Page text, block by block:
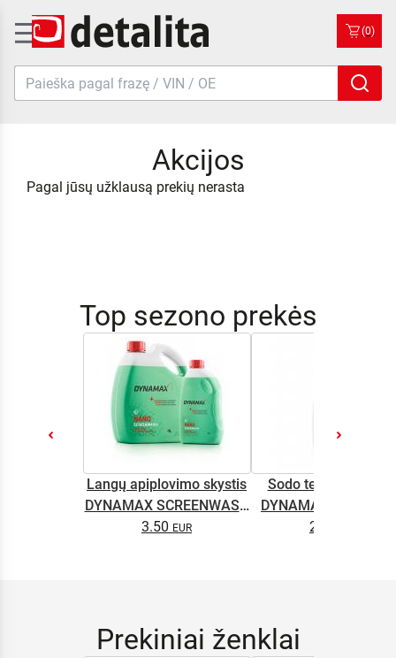
(0)
Akcijos
Pagal jūsų užklausą prekių nerasta
Top sezono prekės
Langų apiplovimo skystis
DYNAMAX SCREENWASH
NANO 4l
3.50
Sodo technikos
DYNAMAX M2T
2.65
Prekiniai ženklai